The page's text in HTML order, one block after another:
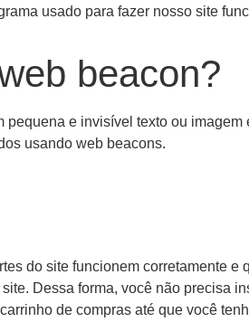
usado para fazer nosso site
beacon?
e invisível texto ou
usando web beacons.
do site funcionem corretamente
Dessa forma, você não precisa
de compras até que você